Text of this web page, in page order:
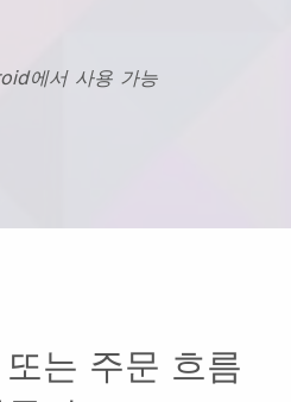
에서 사용 가능
는 주문 흐름